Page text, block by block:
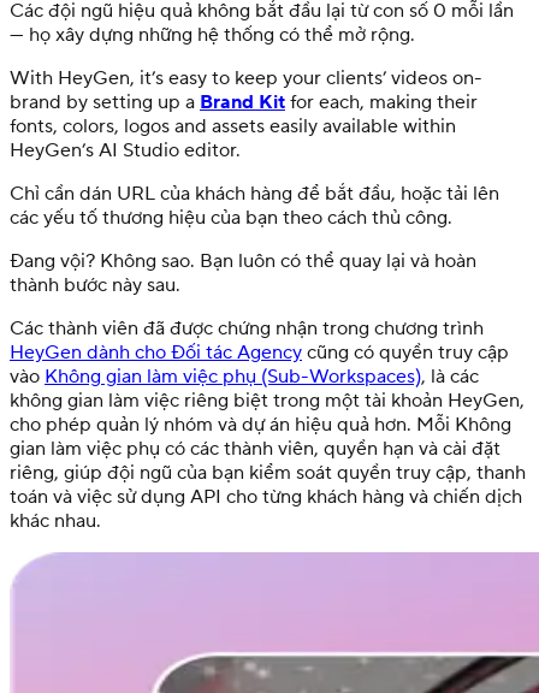
Các đội ngũ hiệu quả không bắt đầu lại từ con số 0 mỗi lần
— họ xây dựng những hệ thống có thể mở rộng.
With HeyGen, it’s easy to keep your clients’ videos on-
brand by setting up a Brand Kit for each, making their
fonts, colors, logos and assets easily available within
HeyGen’s AI Studio editor.
Chỉ cần dán URL của khách hàng để bắt đầu, hoặc tải lên
các yếu tố thương hiệu của bạn theo cách thủ công.
Đang vội? Không sao. Bạn luôn có thể quay lại và hoàn
thành bước này sau.
Các thành viên đã được chứng nhận trong chương trình
HeyGen dành cho Đối tác Agency cũng có quyền truy cập
vào Không gian làm việc phụ (Sub-Workspaces), là các
không gian làm việc riêng biệt trong một tài khoản HeyGen,
cho phép quản lý nhóm và dự án hiệu quả hơn. Mỗi Không
gian làm việc phụ có các thành viên, quyền hạn và cài đặt
riêng, giúp đội ngũ của bạn kiểm soát quyền truy cập, thanh
toán và việc sử dụng API cho từng khách hàng và chiến dịch
khác nhau.